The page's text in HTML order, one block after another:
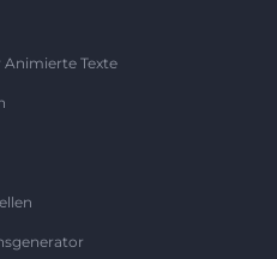
Texte